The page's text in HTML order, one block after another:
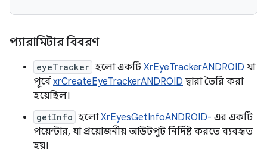
প্যারামিটার বিবরণ
eyeTracker হলো একটি XrEyeTrackerANDROID যা
পূর্বে xrCreateEyeTrackerANDROID দ্বারা তৈরি করা
হয়েছিল।
getInfo হলোXrEyesGetInfoANDROID- এর একটি
পয়েন্টার, যা প্রয়োজনীয় আউটপুট নির্দিষ্ট করতে ব্যবহৃত
হয়।